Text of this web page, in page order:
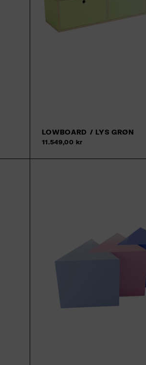
LOWBOARD / LYS GRØN
11.549,00 kr